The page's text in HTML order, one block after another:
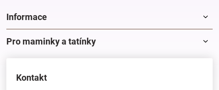
Informace
Pro maminky a tatínky
Kontakt